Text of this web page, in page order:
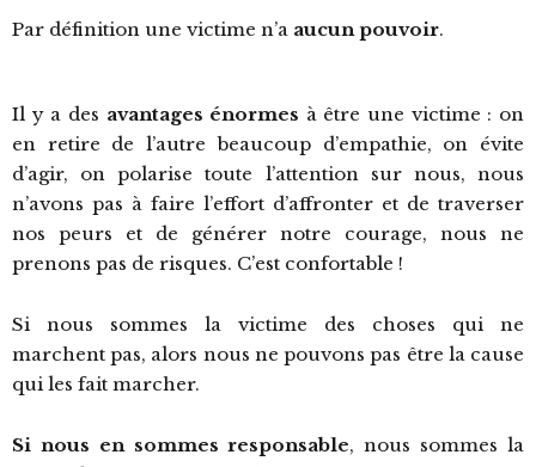
Par définition une victime n’a aucun pouvoir.
Il y a des avantages énormes à être une victime : on
en retire de l’autre beaucoup d’empathie, on évite
d’agir, on polarise toute l’attention sur nous, nous
n’avons pas à faire l’effort d’affronter et de traverser
nos peurs et de générer notre courage, nous ne
prenons pas de risques. C’est confortable !
Si nous sommes la victime des choses qui ne
marchent pas, alors nous ne pouvons pas être la cause
qui les fait marcher.
Si nous en sommes responsable, nous sommes la